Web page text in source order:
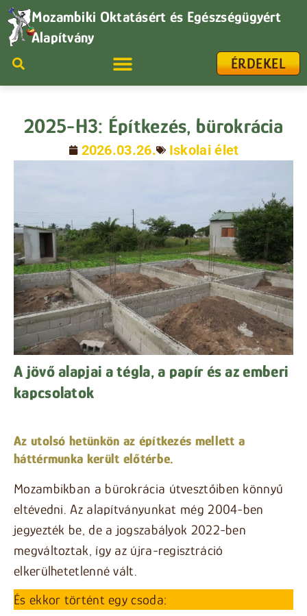
Mozambiki Oktatásért és Egészségügyért
Alapítvány
ÉRDEKEL
2025-H3: Építkezés, bürokrácia
2026.03.26. Iskolai élet
A jövő alapjai a tégla, a papír és az emberi
kapcsolatok
Az utolsó hetünkön az építkezés mellett a
háttérmunka került előtérbe.
Mozambikban a bürokrácia útvesztőiben könnyű
eltévedni. Az alapítványunkat még 2004-ben
jegyezték be, de a jogszabályok 2022-ben
megváltoztak, így az újra-regisztráció
elkerülhetetlenné vált.
És ekkor történt egy csoda: